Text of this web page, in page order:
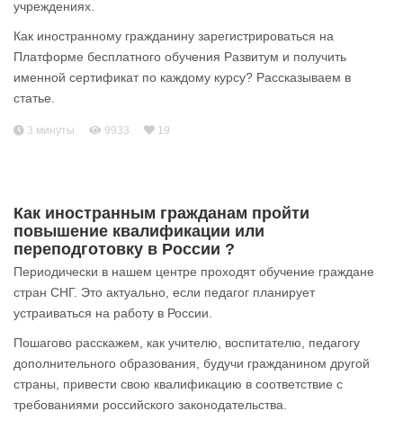
учреждениях.
Как иностранному гражданину зарегистрироваться на
Платформе бесплатного обучения Развитум и получить
именной сертификат по каждому курсу? Рассказываем в
статье.
3 минуты 9933 19
Как иностранным гражданам пройти
повышение квалификации или
переподготовку в России ?
Периодически в нашем центре проходят обучение граждане
стран СНГ. Это актуально, если педагог планирует
устраиваться на работу в России.
Пошагово расскажем, как учителю, воспитателю, педагогу
дополнительного образования, будучи гражданином другой
страны, привести свою квалификацию в соответствие с
требованиями российского законодательства.